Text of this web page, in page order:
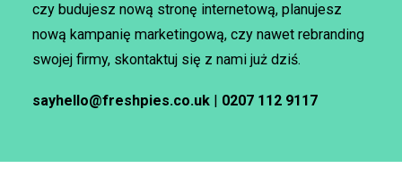
czy budujesz nową stronę internetową, planujesz
nową kampanię marketingową, czy nawet rebranding
swojej firmy, skontaktuj się z nami już dziś.
sayhello@freshpies.co.uk | 0207 112 9117